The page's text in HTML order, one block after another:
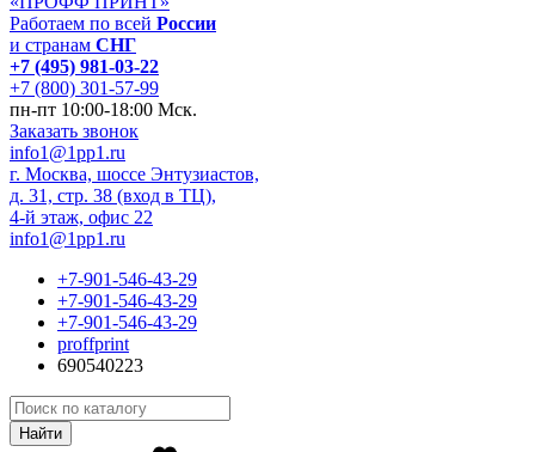
Работаем по всей России
и странам СНГ
+7 (495) 981-03-22
+7 (800) 301-57-99
пн-пт 10:00-18:00 Мск.
Заказать звонок
info1@1pp1.ru
г. Москва, шоссе Энтузиастов,
д. 31, стр. 38 (вход в ТЦ),
4-й этаж, офис 22
info1@1pp1.ru
+7-901-546-43-29
+7-901-546-43-29
+7-901-546-43-29
proffprint
690540223